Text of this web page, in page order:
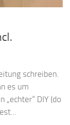
schreiben.
es um
„echter“ DIY (do